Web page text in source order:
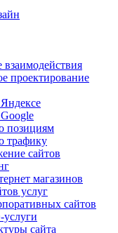
проектирование
позициям
трафику
сайтов
магазинов
услуг
сайтов
сайта